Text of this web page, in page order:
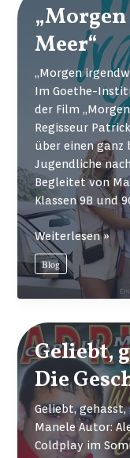
Meer“
„Morgen
Im Goethe-
der Film
Regisseur
über einen ganz
Jugendliche
Begleitet von
Klassen 9B und
„Morgen
irgendwo
am
Meer“
Weiterlesen »
Blog
Geliebt,
Die
Geliebt,
Manele Autor:
Coldplay im